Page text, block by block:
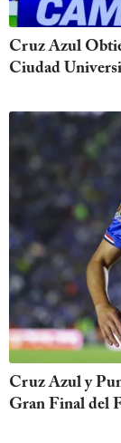
Cruz Azul
Ciudad
Cruz Azul y
Gran Final del